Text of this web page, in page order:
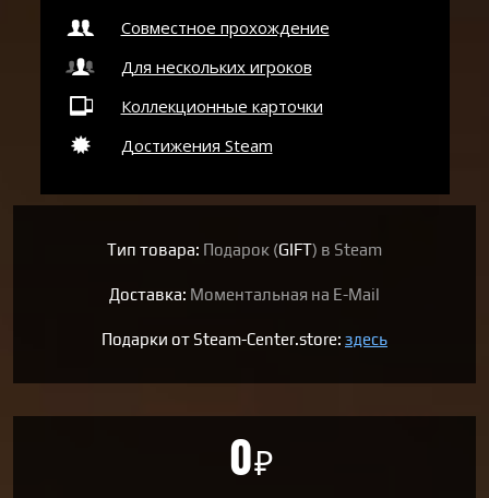
Совместное прохождение
Для нескольких игроков
Коллекционные карточки
Достижения Steam
Тип товара: Подарок (GIFT) в Steam
Доставка: Моментальная на E-Mail
Подарки от Steam-Center.store: здесь
0₽